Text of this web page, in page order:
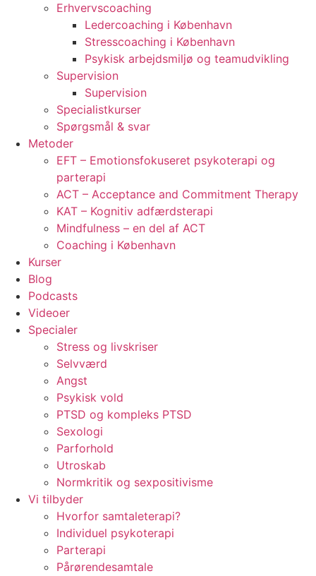
Erhvervscoaching
Ledercoaching i København
Stresscoaching i København
Psykisk arbejdsmiljø og teamudvikling
Supervision
Supervision
Specialistkurser
Spørgsmål & svar
Metoder
EFT – Emotionsfokuseret psykoterapi og
parterapi
ACT – Acceptance and Commitment Therapy
KAT – Kognitiv adfærdsterapi
Mindfulness – en del af ACT
Coaching i København
Kurser
Blog
Podcasts
Videoer
Specialer
Stress og livskriser
Selvværd
Angst
Psykisk vold
PTSD og kompleks PTSD
Sexologi
Parforhold
Utroskab
Normkritik og sexpositivisme
Vi tilbyder
Hvorfor samtaleterapi?
Individuel psykoterapi
Parterapi
Pårørendesamtale